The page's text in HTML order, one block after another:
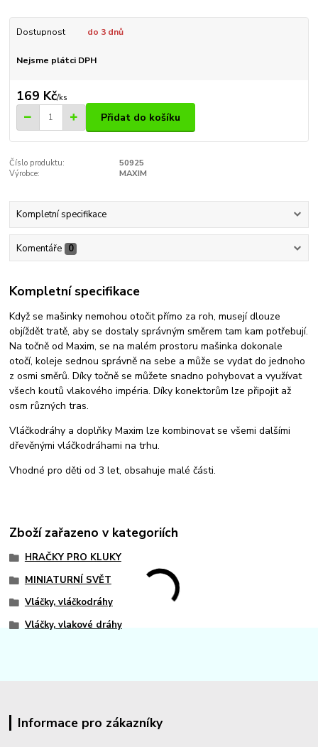
Dostupnost do 3 dnů
Nejsme plátci DPH
169 Kč/ks
Přidat do košíku
Číslo produktu:
50925
Výrobce:
MAXIM
Kompletní specifikace
Komentáře 0
Kompletní specifikace
Když se mašinky nemohou otočit přímo za roh, musejí dlouze
objíždět tratě, aby se dostaly správným směrem tam kam potřebují.
Na točně od Maxim, se na malém prostoru mašinka dokonale
otočí, koleje sednou správně na sebe a může se vydat do jednoho
z osmi směrů. Díky točně se můžete snadno pohybovat a využívat
všech koutů vlakového impéria. Díky konektorům lze připojit až
osm různých tras.
Vláčkodráhy a doplňky Maxim lze kombinovat se všemi dalšími
dřevěnými vláčkodráhami na trhu.
Vhodné pro děti od 3 let, obsahuje malé části.
Zboží zařazeno v kategoriích
HRAČKY PRO KLUKY
MINIATURNÍ SVĚT
Vláčky, vláčkodráhy
Vláčky, vlakové dráhy
Informace pro zákazníky